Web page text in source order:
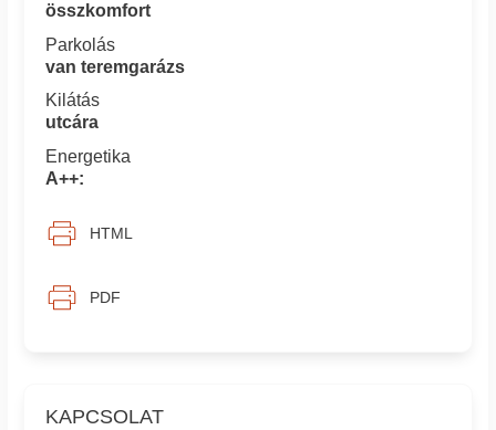
KAPCSOLAT
összkomfort
Parkolás
van teremgarázs
Kilátás
utcára
Energetika
A++:
HTML
PDF